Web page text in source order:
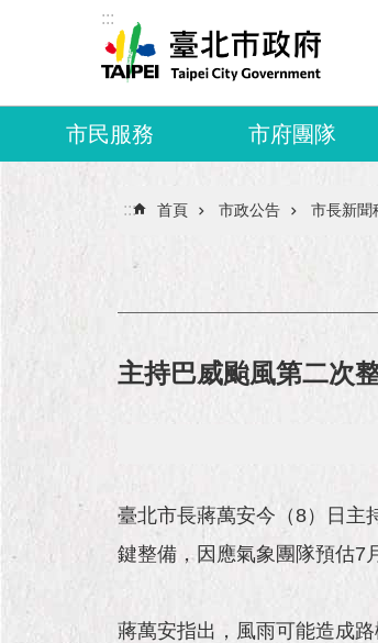
跳到主要內容區塊
:::
市民服務 市府團隊
::: 首頁 市政公告 市長新聞
主持巴威颱風第二次
臺北市長蔣萬安今（8）日主
鍵整備，因應氣象團隊預估7
蔣萬安指出，風雨可能造成